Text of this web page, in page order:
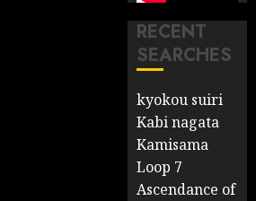
RECENT
SEARCHES
kyokou suiri
Kabi nagata
Kamisama
Loop 7
Ascendance of